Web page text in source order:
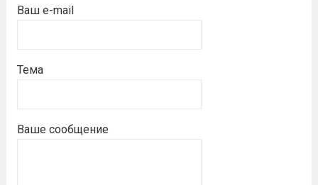
Ваш e-mail
Тема
Ваше сообщение